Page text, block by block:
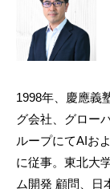
1998年、慶應義
グ会社、グロー
ループにてAIお
に従事。東北大
ム開発 顧問、日